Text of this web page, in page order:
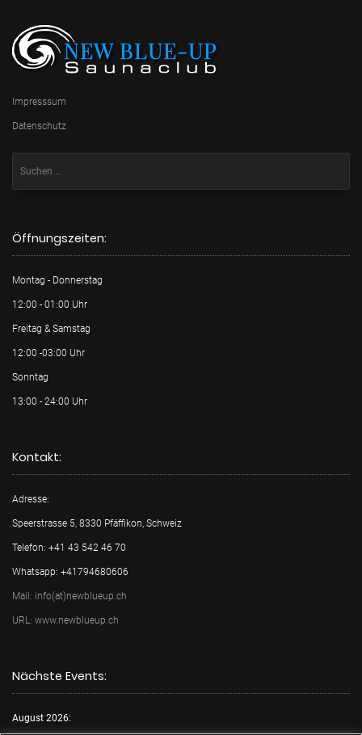
Impresssum
Datenschutz
Öffnungszeiten:
Montag - Donnerstag
12:00 - 01:00 Uhr
Freitag & Samstag
12:00 -03:00 Uhr
Sonntag
13:00 - 24:00 Uhr
Kontakt:
Adresse:
Speerstrasse 5, 8330 Pfäffikon, Schweiz
Telefon: +41 43 542 46 70
Whatsapp: +41794680606
Mail: info(at)newblueup.ch
URL: www.newblueup.ch
Nächste Events:
August 2026: